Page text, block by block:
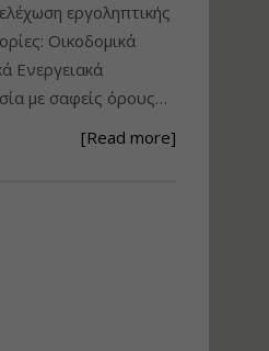
εργοληπτικής
Οικοδομικά
Ενεργειακά
με σαφείς όρους…
[Read more]
Εισηγητής:Λάμπρος Κίσσας
Τιμή από: €130.00
Διάρκεια: 6 ώρες
Ανάθεση –